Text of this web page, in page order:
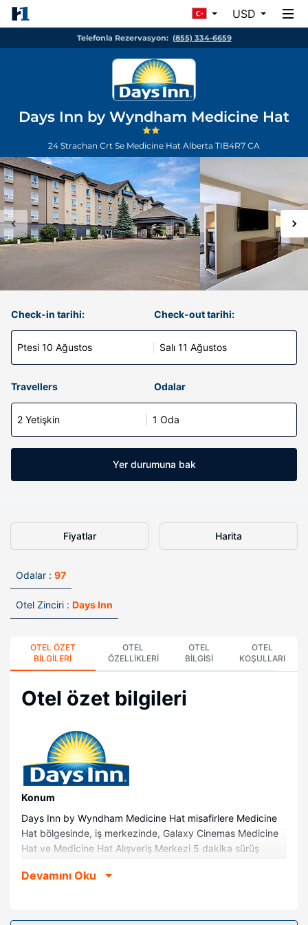
USD
Telefonla Rezervasyon: (855) 334-6659
Days Inn by Wyndham Medicine Hat
24 Strachan Crt Se Medicine Hat Alberta TIB4R7 CA
Check-in tarihi:
Ptesi 10 Ağustos
Check-out tarihi:
Salı 11 Ağustos
Travellers Odalar
2 Yetişkin 1 Oda
Yer durumuna bak
Fiyatlar Harita
Odalar : 97
Otel Zinciri : Days Inn
OTEL ÖZET
BILGILERI
OTEL
ÖZELLIKLERI
OTEL
BILGISI
OTEL
KOŞULLARI
Otel özet bilgileri
Konum
Days Inn by Wyndham Medicine Hat misafirlere Medicine
Hat bölgesinde, iş merkezinde, Galaxy Cinemas Medicine
Hat ve Medicine Hat Alışveriş Merkezi 5 dakika sürüş
Medicine Hat College ile 2 mi (3,2 km) ve Medicine Hat
Devamını Oku